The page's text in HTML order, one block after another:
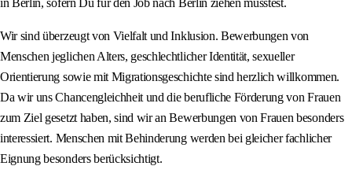
in Berlin, sofern Du für den Job nach Berlin ziehen müsstest.
Wir sind überzeugt von Vielfalt und Inklusion. Bewerbungen von
Menschen jeglichen Alters, geschlechtlicher Identität, sexueller
Orientierung sowie mit Migrationsgeschichte sind herzlich willkommen.
Da wir uns Chancengleichheit und die berufliche Förderung von Frauen
zum Ziel gesetzt haben, sind wir an Bewerbungen von Frauen besonders
interessiert. Menschen mit Behinderung werden bei gleicher fachlicher
Eignung besonders berücksichtigt.